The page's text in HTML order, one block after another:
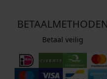
BETAALMETHODEN
Betaal veilig